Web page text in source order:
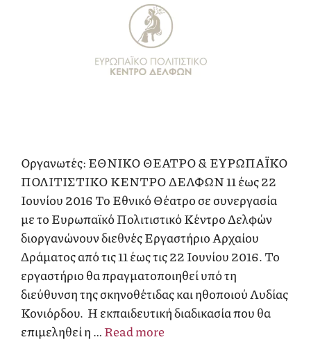
Οργανωτές: ΕΘΝΙΚΟ ΘΕΑΤΡΟ & ΕΥΡΩΠΑΪΚΟ
ΠΟΛΙΤΙΣΤΙΚΟ ΚΕΝΤΡΟ ΔΕΛΦΩΝ 11 έως 22
Ιουνίου 2016 To Εθνικό Θέατρο σε συνεργασία
με το Ευρωπαϊκό Πολιτιστικό Κέντρο Δελφών
διοργανώνουν διεθνές Εργαστήριο Αρχαίου
Δράματος από τις 11 έως τις 22 Ιουνίου 2016. Το
εργαστήριο θα πραγματοποιηθεί υπό τη
διεύθυνση της σκηνοθέτιδας και ηθοποιού Λυδίας
Κονιόρδου. Η εκπαιδευτική διαδικασία που θα
επιμεληθεί η …Read more